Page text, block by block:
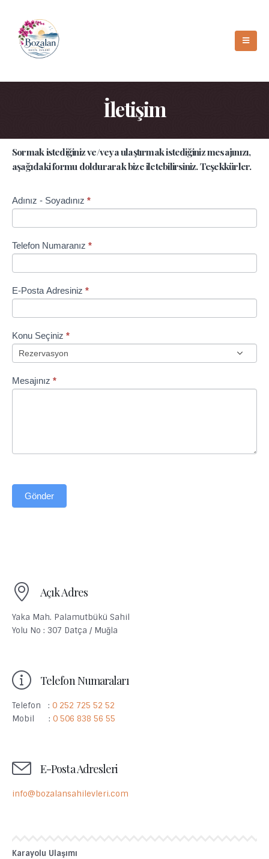
İletişim
Sormak istediğiniz ve/veya ulaştırmak istediğiniz mesajınızı,
aşağıdaki formu doldurarak bize iletebilirsiniz. Teşekkürler.
İletişim
Formu
Adınız - Soyadınız *
Telefon Numaranız *
E-Posta Adresiniz *
Konu Seçiniz *
Mesajınız *
Gönder
Açık Adres
Yaka Mah. Palamutbükü Sahil
Yolu No : 307 Datça / Muğla
Telefon Numaraları
Telefon : 0 252 725 52 52
Mobil : 0 506 838 56 55
E-Posta Adresleri
info@bozalansahilevleri.com
Karayolu Ulaşımı